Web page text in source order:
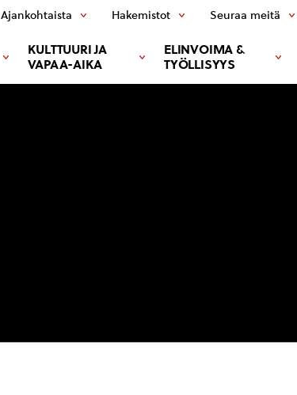
KULTTUURI JA
VAPAA-AIKA
ELINVOIMA &
TYÖLLISYYS
Ajankohtaista Hakemistot Seuraa meitä